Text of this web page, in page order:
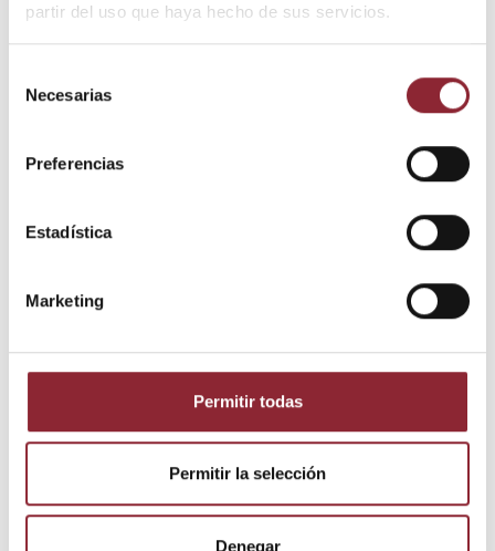
partir del uso que haya hecho de sus servicios.
Necesarias
Preferencias
Estadística
Marketing
Permitir todas
Permitir la selección
Denegar